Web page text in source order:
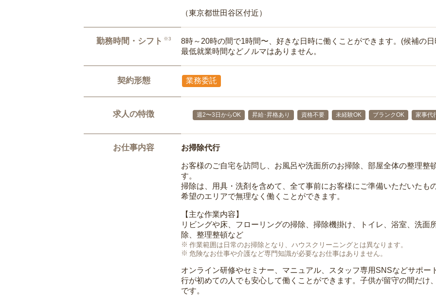
（東京都世田谷区付近）
勤務時間・シフト ※3
8時～20時の間で1時間〜、好きな日時に働くことができます。(候補の
最低就業時間などノルマはありません。
契約形態 業務委託
求人の特徴 週2〜3日からOK 昇給･昇格あり 資格不要 未経験OK ブランクOK 家事代
お仕事内容 お掃除代行
お客様のご自宅を訪問し、お風呂や洗面所のお掃除、部屋全体の整理整
す。
掃除は、用具・洗剤を含めて、全て事前にお客様にご準備いただいたも
希望のエリアで無理なく働くことができます。
【主な作業内容】
リビングや床、フローリングの掃除、掃除機掛け、トイレ、浴室、洗面
除、整理整頓など
作業範囲は日常のお掃除となり、ハウスクリーニングとは異なります。
危険なお仕事や介護など専門知識が必要なお仕事はありません。
オンライン研修やセミナー、マニュアル、スタッフ専用SNSなどサポー
行が初めての人でも安心して働くことができます。子供が留守の間だけ
です。